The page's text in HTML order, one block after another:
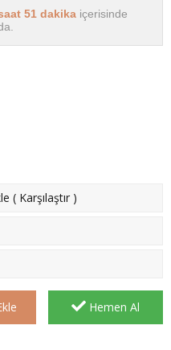
51 dakika içerisinde
( Karşılaştır )
Hemen Al